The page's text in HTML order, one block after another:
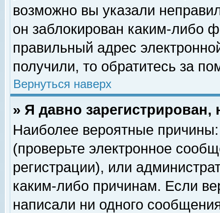
возможно вы указали
он заблокирован каким-либо
правильный адрес
получили, то обратитесь за
Вернуться наверх
» Я давно
Наиболее вероятные
(проверьте электронное
регистрации), или
каким-либо причинам. Если
написали ни одного